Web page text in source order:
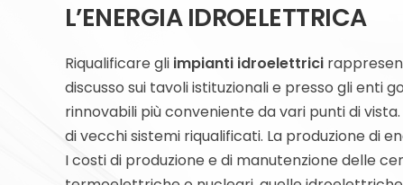
L’ENERGIA IDROELETTRICA
Riqualificare gli impianti idroelettrici
discusso sui tavoli istituzionali e presso gli enti
rinnovabili più conveniente da vari punti di
di vecchi sistemi riqualificati. La produzione di
I costi di produzione e di manutenzione delle